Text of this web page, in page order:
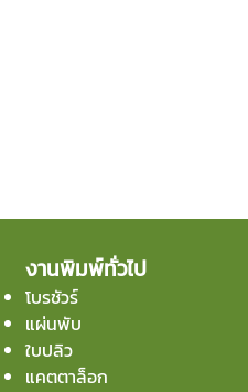
งานพิมพ์ทั่วไป
โบรชัวร์
แผ่นพับ
ใบปลิว
แคตตาล็อก